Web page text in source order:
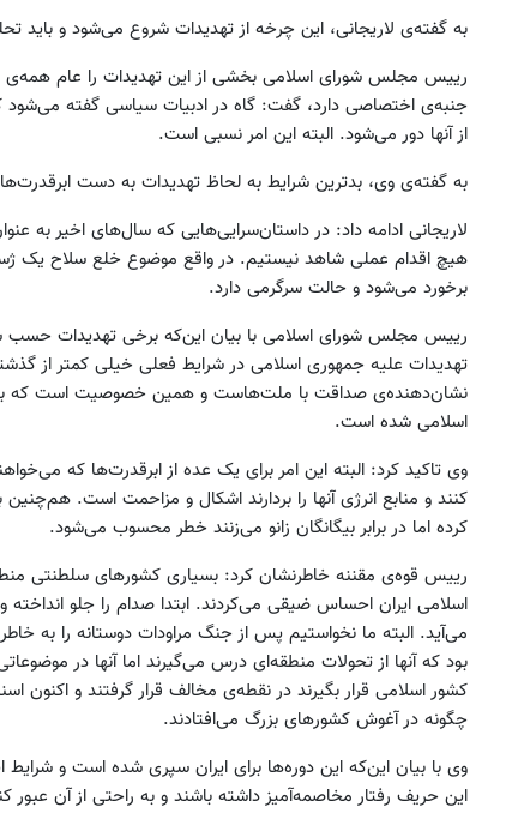
به گفته‌ی لاریجانی، این چرخه از تهدیدات شروع می‌شود و باید
رییس مجلس شورای اسلامی بخشی از این تهدیدات را عام همه‌ی
جنبه‌ی اختصاصی دارد، گفت: گاه در ادبیات سیاسی گفته می‌شود
از آنها دور می‌شود. البته این امر نسبی است.
به گفته‌ی وی، بدترین شرایط به لحاظ تهدیدات به دست
لاریجانی ادامه داد: در داستان‌سرایی‌هایی که سال‌های اخیر به
هیچ اقدام عملی شاهد نیستیم. در واقع موضوع خلع سلاح یک
برخورد می‌شود و حالت سرگرمی دارد.
رییس مجلس شورای اسلامی با بیان این‌که برخی تهدیدات حسب
تهدیدات علیه جمهوری اسلامی در شرایط فعلی خیلی کمتر از
نشان‌دهنده‌ی صداقت با ملت‌هاست و همین خصوصیت است که
اسلامی شده است.
وی تاکید کرد: البته این امر برای یک عده از ابرقدرت‌ها که
کنند و منابع انرژی آنها را بردارند اشکال و مزاحمت است.
کرده اما در برابر بیگانگان زانو می‌زنند خطر محسوب می‌شود.
رییس قوه‌ی مقننه خاطرنشان کرد: بسیاری کشورهای سلطنتی
اسلامی ایران احساس ضیقی می‌کردند. ابتدا صدام را جلو
می‌آید. البته ما نخواستیم پس از جنگ مراودات دوستانه را به
بود که آنها از تحولات منطقه‌ای درس می‌گیرند اما آنها در
کشور اسلامی قرار بگیرند در نقطه‌ی مخالف قرار گرفتند و
چگونه در آغوش کشورهای بزرگ می‌افتادند.
وی با بیان این‌که این دوره‌ها برای ایران سپری شده است و شرایط
این حریف رفتار مخاصمه‌آمیز داشته باشند و به راحتی از آن عبور